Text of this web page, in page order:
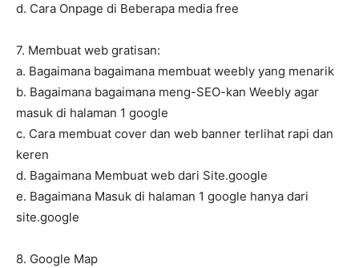
d. Cara Onpage di Beberapa media free
7. Membuat web gratisan:
a. Bagaimana bagaimana membuat weebly yang menarik
b. Bagaimana bagaimana meng-SEO-kan Weebly agar
masuk di halaman 1 google
c. Cara membuat cover dan web banner terlihat rapi dan
keren
d. Bagaimana Membuat web dari Site.google
e. Bagaimana Masuk di halaman 1 google hanya dari
site.google
8. Google Map